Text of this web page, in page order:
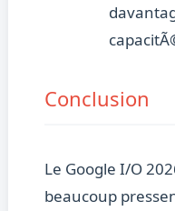
Conclusion
Le Google I/O
beaucoup